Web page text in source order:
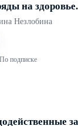
на
При
Незлобина
По подписке